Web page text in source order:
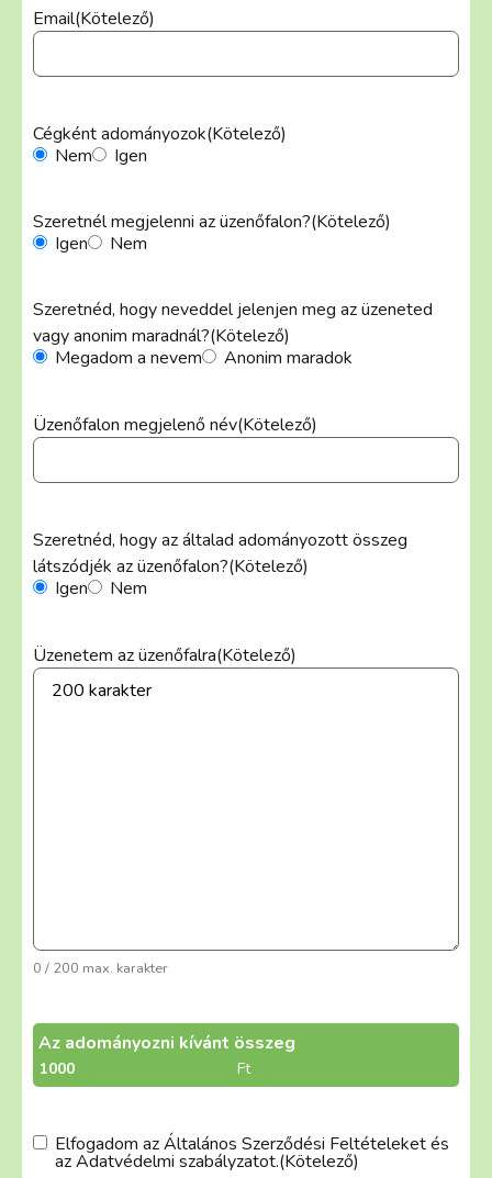
Email(Kötelező)
Cégként adományozok(Kötelező)
Nem
Igen
Szeretnél megjelenni az üzenőfalon?(Kötelező)
Igen
Nem
Szeretnéd, hogy neveddel jelenjen meg az üzeneted
vagy anonim maradnál?(Kötelező)
Megadom a nevem
Anonim maradok
Üzenőfalon megjelenő név(Kötelező)
Szeretnéd, hogy az általad adományozott összeg
látszódjék az üzenőfalon?(Kötelező)
Igen
Nem
Üzenetem az üzenőfalra(Kötelező)
0 / 200 max. karakter
Az adományozni kívánt összeg
ÁSZF(Kötelező)
Elfogadom az Általános Szerződési Feltételeket és
az Adatvédelmi szabályzatot.(Kötelező)